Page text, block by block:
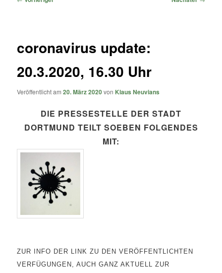
coronavirus update:
20.3.2020, 16.30 Uhr
Veröffentlicht am20. März 2020von Klaus Neuvians
DIE PRESSESTELLE DER STADT
DORTMUND TEILT SOEBEN FOLGENDES
MIT:
ZUR INFO DER LINK ZU DEN VERÖFFENTLICHTEN
VERFÜGUNGEN, AUCH GANZ AKTUELL ZUR